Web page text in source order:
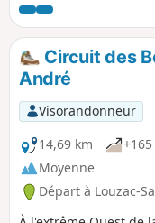
diversité de paysages.
de la Croix en est un
remarquable
comme représentatif
naturel historique des
Randonneurs et
sa découverte ou
avec l’itinéraire ici
tous.
Circuit des
André
Visorandonneur
14,69 km
Moyenne
Départ à Louzac-